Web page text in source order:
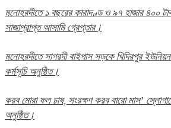
মনোহরদীতে ১ বছরের কারাদণ্ড ও ৯৭ হাজার ৪০০
সাজাপ্রাপ্ত আসামি গ্রেপ্তার।
মনোহরদীতে সাগরদী বাইপাস সড়কে খিদিরপুর
কর্মসূচি অনুষ্ঠিত।
করব মোরা ফল চাষ, সংরক্ষণ করব বারো মাস’
অনুষ্ঠিত।